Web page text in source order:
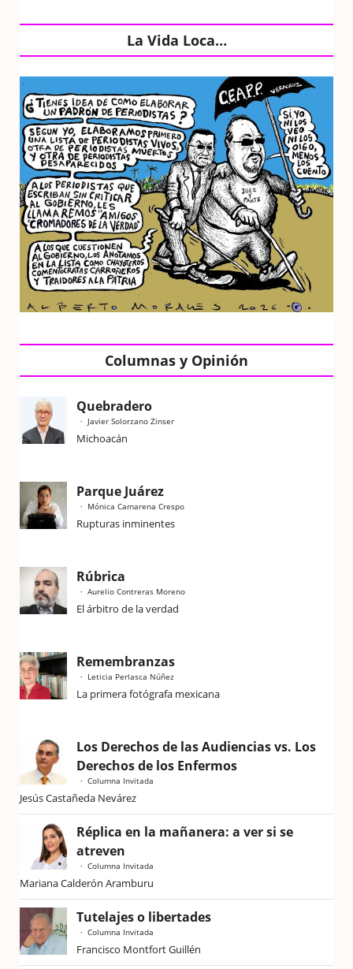
La Vida Loca…
Columnas y Opinión
Quebradero
Javier Solorzano Zinser
Michoacán
Parque Juárez
Mónica Camarena Crespo
Rupturas inminentes
Rúbrica
Aurelio Contreras Moreno
El árbitro de la verdad
Remembranzas
Leticia Perlasca Núñez
La primera fotógrafa mexicana
Los Derechos de las Audiencias vs. Los
Derechos de los Enfermos
Columna Invitada
Jesús Castañeda Nevárez
Réplica en la mañanera: a ver si se
atreven
Columna Invitada
Mariana Calderón Aramburu
Tutelajes o libertades
Columna Invitada
Francisco Montfort Guillén